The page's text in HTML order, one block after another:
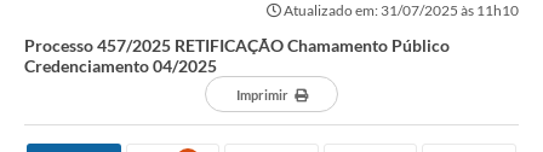
PARCEIROS
Contratos
Atualizado em: 31/07/2025 às 11h10
Processo 457/2025 RETIFICAÇÃO Chamamento Público
Credenciamento 04/2025
Imprimir